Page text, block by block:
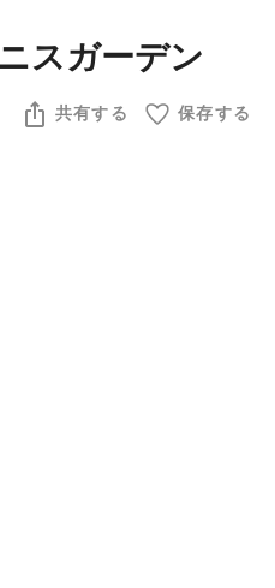
スガーデン
共有する 保存する